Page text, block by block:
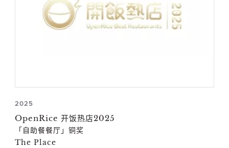
2025
OpenRice 开饭热店2025
「自助餐餐厅」铜奖
The Place